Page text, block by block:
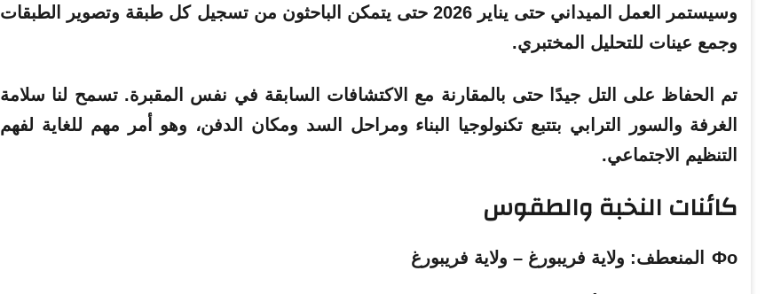
وسيستمر العمل الميداني حتى يناير 2026 حتى يتمكن الباحثون من تسجيل كل طبقة وتصوير الطبقات
وجمع عينات للتحليل المختبري.
تم الحفاظ على التل جيدًا حتى بالمقارنة مع الاكتشافات السابقة في نفس المقبرة. تسمح لنا سلامة
الغرفة والسور الترابي بتتبع تكنولوجيا البناء ومراحل السد ومكان الدفن، وهو أمر مهم للغاية لفهم
التنظيم الاجتماعي.
كائنات النخبة والطقوس
Фо المنعطف: ولاية فريبورغ – ولاية فريبورغ